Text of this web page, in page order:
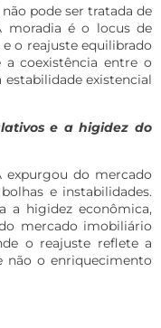
pode ser tratada de
moradia é o locus de
o reajuste equilibrado
coexistência entre o
existencial
e a higidez do
expurgou do mercado
e instabilidades.
a higidez econômica,
mercado imobiliário
o reajuste reflete a
não o enriquecimento